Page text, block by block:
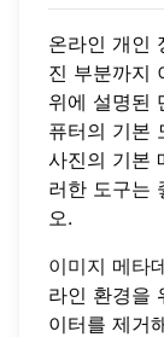
온라인 개인
진 부분까지
위에 설명된
퓨터의 기본
사진의 기본
러한 도구는
오.
이미지 메타
라인 환경을
이터를 제거